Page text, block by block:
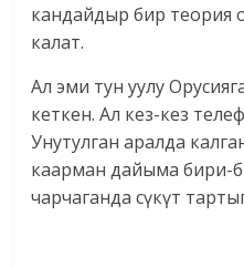
кандайдыр бир теория
калат.
Ал эми тун уулу
кеткен. Ал кез-кез
Унутулган аралда
каарман дайыма бири-
чарчаганда сүкүт